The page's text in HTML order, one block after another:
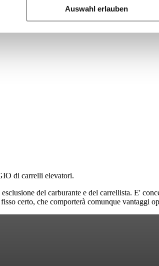
Auswahl erlauben
ecc.) Nella speranza che questa nostra
informazioni.
di carrelli elevatori.
del carburante e del carrellista. E'
certo, che comporterà comunque vantaggi